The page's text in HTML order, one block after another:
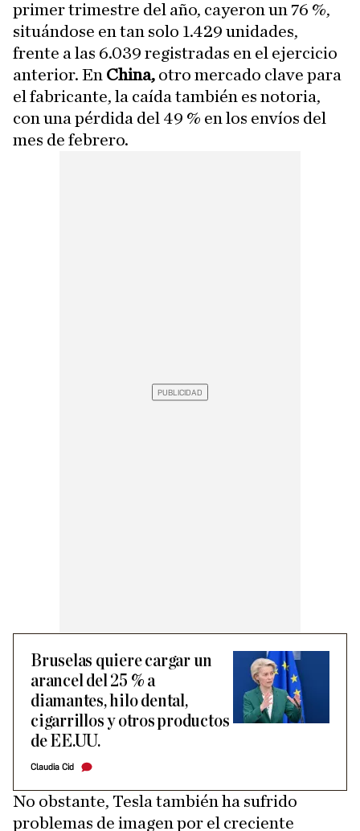
primer trimestre del año, cayeron un 76 %,
situándose en tan solo 1.429 unidades,
frente a las 6.039 registradas en el ejercicio
anterior. En China, otro mercado clave para
el fabricante, la caída también es notoria,
con una pérdida del 49 % en los envíos del
mes de febrero.
Bruselas quiere cargar un
arancel del 25 % a
diamantes, hilo dental,
cigarrillos y otros productos
de EE.UU.
Claudia Cid
No obstante, Tesla también ha sufrido
problemas de imagen por el creciente